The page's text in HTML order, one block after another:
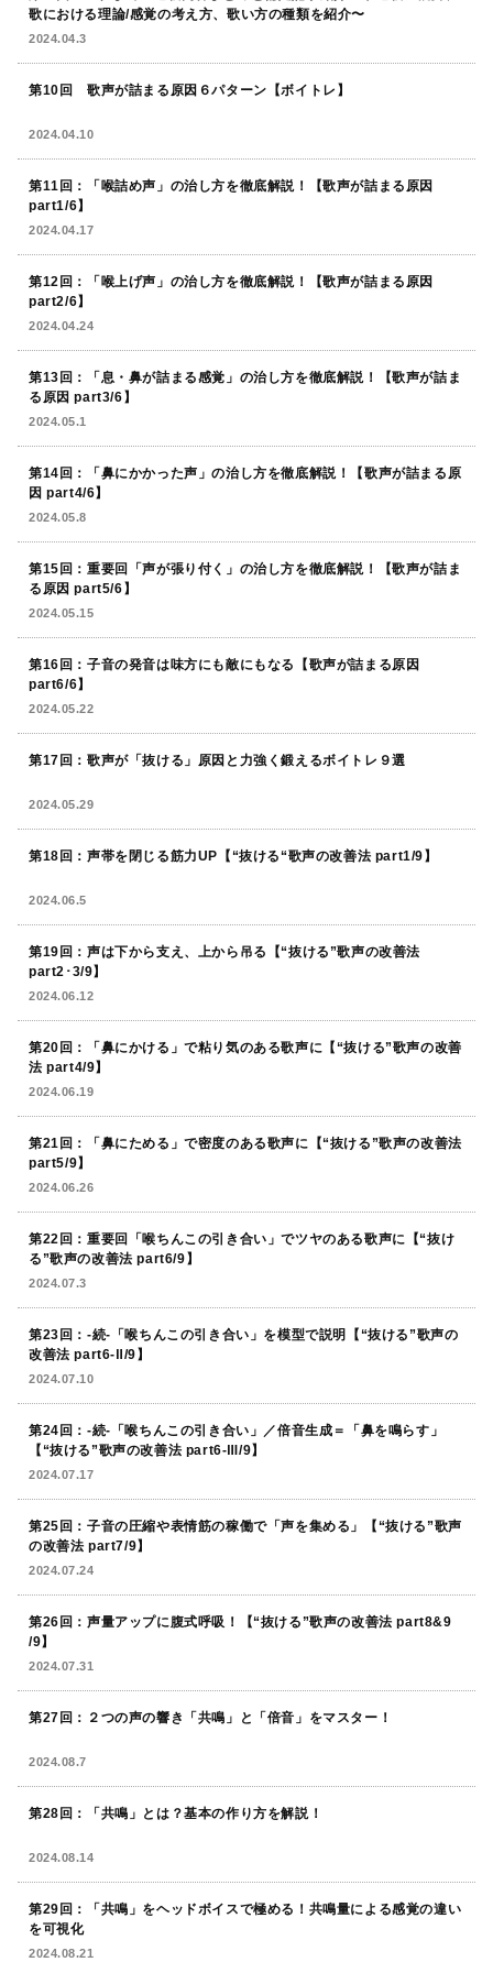
歌における理論/感覚の考え方、歌い方の種類を紹介〜
2024.04.3
第10回 歌声が詰まる原因６パターン【ボイトレ】
2024.04.10
第11回：「喉詰め声」の治し方を徹底解説！【歌声が詰まる原因
part1/6】
2024.04.17
第12回：「喉上げ声」の治し方を徹底解説！【歌声が詰まる原因
part2/6】
2024.04.24
第13回：「息・鼻が詰まる感覚」の治し方を徹底解説！【歌声が詰ま
る原因 part3/6】
2024.05.1
第14回：「鼻にかかった声」の治し方を徹底解説！【歌声が詰まる原
因 part4/6】
2024.05.8
第15回：重要回「声が張り付く」の治し方を徹底解説！【歌声が詰ま
る原因 part5/6】
2024.05.15
第16回：子音の発音は味方にも敵にもなる【歌声が詰まる原因
part6/6】
2024.05.22
第17回：歌声が「抜ける」原因と力強く鍛えるボイトレ９選
2024.05.29
第18回：声帯を閉じる筋力UP【“抜ける“歌声の改善法 part1/9】
2024.06.5
第19回：声は下から支え、上から吊る【“抜ける”歌声の改善法
part2･3/9】
2024.06.12
第20回：「鼻にかける」で粘り気のある歌声に【“抜ける”歌声の改善
法 part4/9】
2024.06.19
第21回：「鼻にためる」で密度のある歌声に【“抜ける”歌声の改善法
part5/9】
2024.06.26
第22回：重要回「喉ちんこの引き合い」でツヤのある歌声に【“抜け
る”歌声の改善法 part6/9】
2024.07.3
第23回：-続-「喉ちんこの引き合い」を模型で説明【“抜ける”歌声の
改善法 part6-Ⅱ/9】
2024.07.10
第24回：-続-「喉ちんこの引き合い」／倍音生成＝「鼻を鳴らす」
【“抜ける”歌声の改善法 part6-Ⅲ/9】
2024.07.17
第25回：子音の圧縮や表情筋の稼働で「声を集める」【“抜ける”歌声
の改善法 part7/9】
2024.07.24
第26回：声量アップに腹式呼吸！【“抜ける”歌声の改善法 part8&9
/9】
2024.07.31
第27回：２つの声の響き「共鳴」と「倍音」をマスター！
2024.08.7
第28回：「共鳴」とは？基本の作り方を解説！
2024.08.14
第29回：「共鳴」をヘッドボイスで極める！共鳴量による感覚の違い
を可視化
2024.08.21